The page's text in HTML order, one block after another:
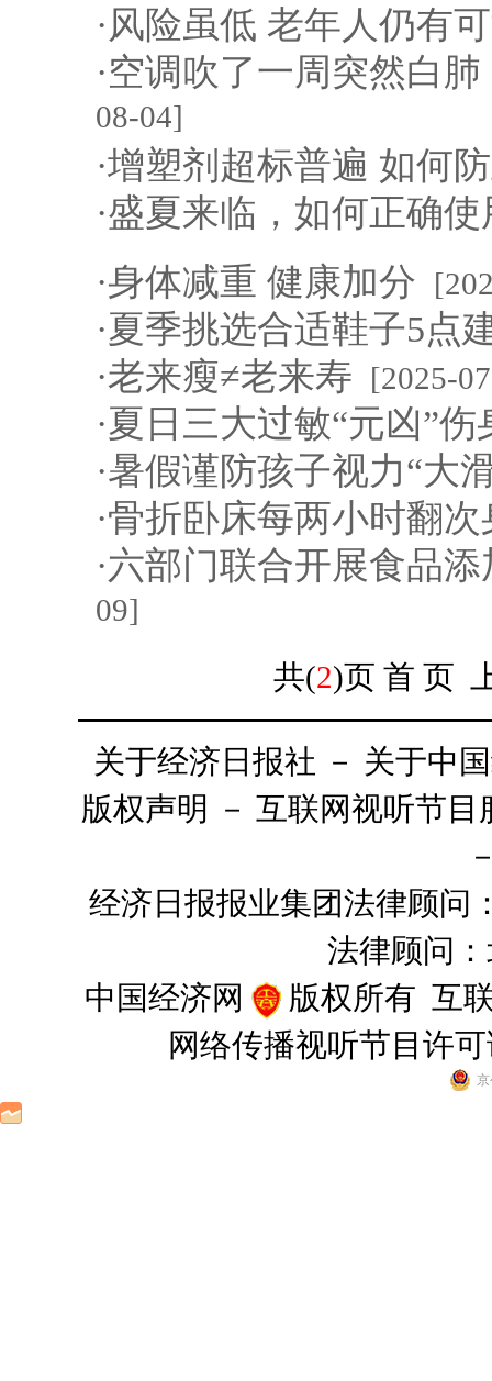
·风险虽低 老年人仍有
·空调吹了一周突然白
08-04]
·增塑剂超标普遍 如何
·盛夏来临，如何正确使
·身体减重 健康加分
·夏季挑选合适鞋子5点
·老来瘦≠老来寿 [2025-
·夏日三大过敏“元凶”伤
·暑假谨防孩子视力“大
·骨折卧床每两小时翻次
·六部门联合开展食品
09]
共(2)页 首 页
关于经济日报社 － 关于中
版权声明 － 互联网视听节目
经济日报报业集团法律顾问
法律顾问
中国经济网
版权所有 互
网络传播视听节目许
京